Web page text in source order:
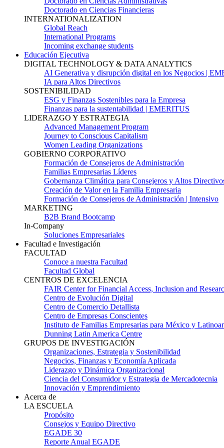
Doctorado en Ciencias Financieras
INTERNATIONALIZATION
Global Reach
International Programs
Incoming exchange students
Educación Ejecutiva
DIGITAL TECHNOLOGY & DATA ANALYTICS
AI Generativa y disrupción digital en los Negocios |
IA para Altos Directivos
SOSTENIBILIDAD
ESG y Finanzas Sostenibles para la Empresa
Finanzas para la sustentabilidad | EMERITUS
LIDERAZGO Y ESTRATEGIA
Advanced Management Program
Journey to Conscious Capitalism
Women Leading Organizations
GOBIERNO CORPORATIVO
Formación de Consejeros de Administración
Familias Empresarias Líderes
Gobernanza Climática para Consejeros y Altos
Creación de Valor en la Familia Empresaria
Formación de Consejeros de Administración | Intensivo
MARKETING
B2B Brand Bootcamp
In-Company
Soluciones Empresariales
Facultad e Investigación
FACULTAD
Conoce a nuestra Facultad
Facultad Global
CENTROS DE EXCELENCIA
FAIR Center for Financial Access, Inclusion and
Centro de Evolución Digital
Centro de Comercio Detallista
Centro de Empresas Conscientes
Instituto de Familias Empresarias para México y
Dunning Latin America Centre
GRUPOS DE INVESTIGACIÓN
Organizaciones, Estrategia y Sostenibilidad
Negocios, Finanzas y Economía Aplicada
Liderazgo y Dinámica Organizacional
Ciencia del Consumidor y Estrategia de Mercadotecnia
Innovación y Emprendimiento
Acerca de
LA ESCUELA
Propósito
Consejos y Equipo Directivo
EGADE 30
Reporte Anual EGADE